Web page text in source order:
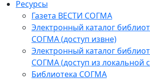
Ресурсы
Газета ВЕСТИ СОГМА
Электронный каталог
СОГМА (доступ извне)
Электронный каталог
СОГМА (доступ из локальной
Библиотека СОГМА